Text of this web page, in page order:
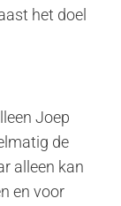
het doel
Joep
de
alleen kan
en voor